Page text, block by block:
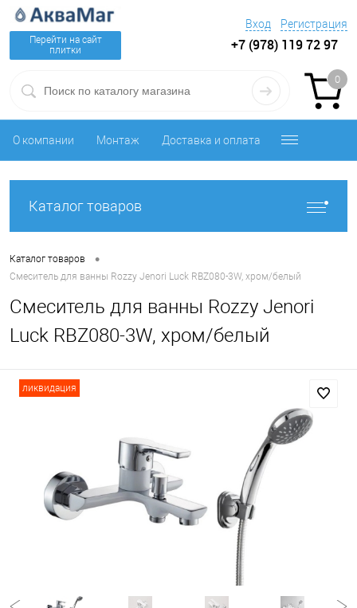
Перейти на сайт
плитки
Вход Регистрация
+7 (978) 119 72 97
0
О компании Монтаж Доставка и оплата
Каталог товаров
Каталог товаров •
Смеситель для ванны Rozzy Jenori Luck RBZ080-3W, хром/белый
Смеситель для ванны Rozzy Jenori
Luck RBZ080-3W, хром/белый
ликвидация